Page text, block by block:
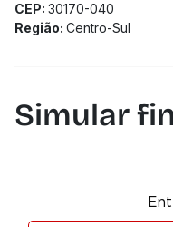
CEP: 30170-040
Região: Centro-Sul
Simular